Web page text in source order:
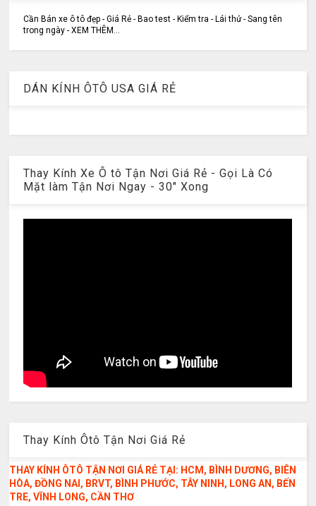
Cần Bán xe ô tô đẹp - Giá Rẻ - Bao test - Kiểm tra - Lái thử - Sang tên
trong ngày - XEM THÊM...
DÁN KÍNH ÔTÔ USA GIÁ RẺ
Thay Kính Xe Ô tô Tận Nơi Giá Rẻ - Gọi Là Có
Mặt làm Tận Nơi Ngay - 30" Xong
Thay Kính Ôtô Tận Nơi Giá Rẻ
THAY KÍNH ÔTÔ TẬN NƠI GIÁ RẺ TẠI: HCM, BÌNH DƯƠNG, BIÊN
HÒA, ĐỒNG NAI, BRVT, BÌNH PHƯỚC, TÂY NINH, LONG AN, BẾN
TRE, VĨNH LONG, CẦN THƠ